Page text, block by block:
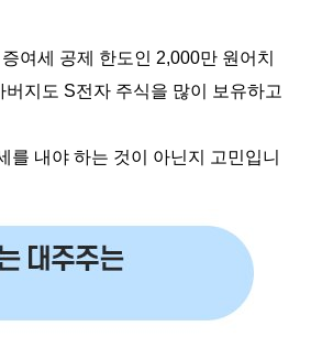
여세 공제 한도인 2,000만 원어치
버지도 S전자 주식을 많이 보유하고
내야 하는 것이 아닌지 고민입니